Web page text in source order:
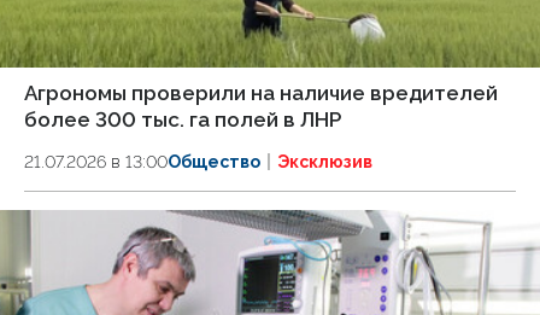
Агрономы проверили на наличие вредителей
более 300 тыс. га полей в ЛНР
21.07.2026 в 13:00Общество Эксклюзив